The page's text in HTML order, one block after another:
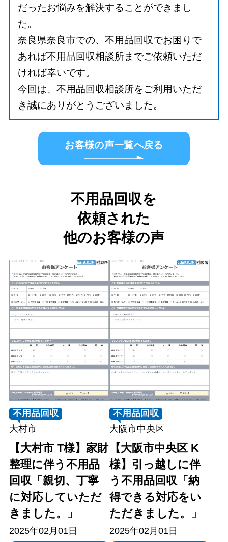
だったお悩みを解決することができまし
た。
奈良県奈良市での、不用品回収でお困りで
あれば不用品回収相談所までご依頼いただ
ければ幸いです。
今回は、不用品回収相談所をご利用いただ
き誠にありがとうございました。
お客様の声一覧へ戻る
不用品回収を
依頼された
他のお客様の声
不用品回収
大村市
【大村市 T様】家財
整理に伴う不用品
回収「親切、丁寧
に対応していただ
きました。」
2025年02月01日
不用品回収
大阪市中央区
【大阪市中央区 K
様】引っ越しに伴
う不用品回収「納
得できる対応をい
ただきました。」
2025年02月01日